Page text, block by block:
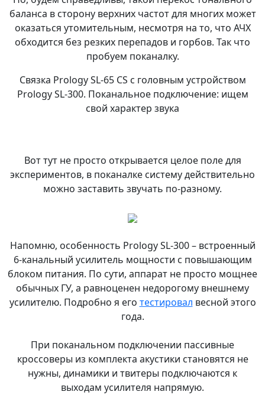
баланса в сторону верхних частот для многих может
оказаться утомительным, несмотря на то, что АЧХ
обходится без резких перепадов и горбов. Так что
пробуем поканалку.
Связка Prology SL-65 CS с головным устройством
Prology SL-300. Поканальное подключение: ищем
свой характер звука
Вот тут не просто открывается целое поле для
экспериментов, в поканалке систему действительно
можно заставить звучать по-разному.
Напомню, особенность Prology SL-300 – встроенный
6-канальный усилитель мощности с повышающим
блоком питания. По сути, аппарат не просто мощнее
обычных ГУ, а равноценен недорогому внешнему
усилителю. Подробно я его тестировал весной этого
года.
При поканальном подключении пассивные
кроссоверы из комплекта акустики становятся не
нужны, динамики и твитеры подключаются к
выходам усилителя напрямую.